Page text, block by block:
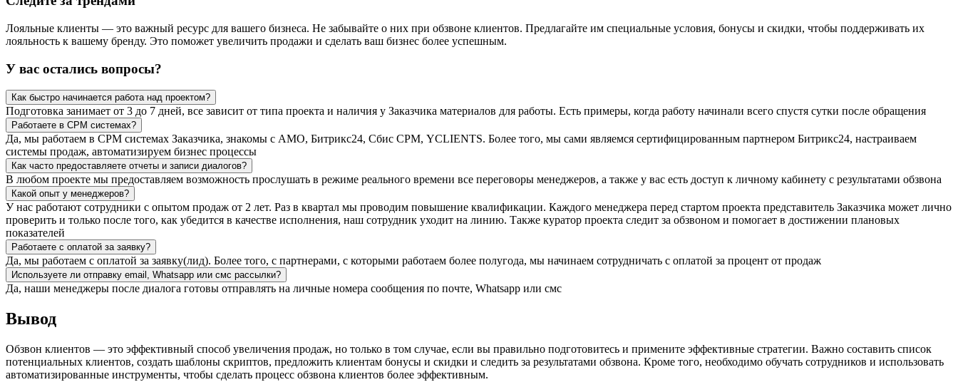
Лояльные клиенты — это важный ресурс для вашего бизнеса. Не забывайте о них при обзвоне клиентов. Предлагайте им специальные условия, бонусы и скидки, чтобы поддерживать их
лояльность к вашему бренду. Это поможет увеличить продажи и сделать ваш бизнес более успешным.
У вас остались вопросы?
Как быстро начинается работа над проектом?
Подготовка занимает от 3 до 7 дней, все зависит от типа проекта и наличия у Заказчика материалов для работы. Есть примеры, когда работу начинали всего спустя сутки после обращения
Работаете в СРМ системах?
Да, мы работаем в СРМ системах Заказчика, знакомы с АМО, Битрикс24, Сбис СРМ, YCLIENTS. Более того, мы сами являемся сертифицированным партнером Битрикс24, настраиваем
системы продаж, автоматизируем бизнес процессы
Как часто предоставляете отчеты и записи диалогов?
В любом проекте мы предоставляем возможность прослушать в режиме реального времени все переговоры менеджеров, а также у вас есть доступ к личному кабинету с результатами обзвона
Какой опыт у менеджеров?
У нас работают сотрудники с опытом продаж от 2 лет. Раз в квартал мы проводим повышение квалификации. Каждого менеджера перед стартом проекта представитель Заказчика может лично
проверить и только после того, как убедится в качестве исполнения, наш сотрудник уходит на линию. Также куратор проекта следит за обзвоном и помогает в достижении плановых
показателей
Работаете с оплатой за заявку?
Да, мы работаем с оплатой за заявку(лид). Более того, с партнерами, с которыми работаем более полугода, мы начинаем сотрудничать с оплатой за процент от продаж
Используете ли отправку email, Whatsapp или смс рассылки?
Да, наши менеджеры после диалога готовы отправлять на личные номера сообщения по почте, Whatsapp или смс
Вывод
Обзвон клиентов — это эффективный способ увеличения продаж, но только в том случае, если вы правильно подготовитесь и примените эффективные стратегии. Важно составить список
потенциальных клиентов, создать шаблоны скриптов, предложить клиентам бонусы и скидки и следить за результатами обзвона. Кроме того, необходимо обучать сотрудников и использовать
автоматизированные инструменты, чтобы сделать процесс обзвона клиентов более эффективным.